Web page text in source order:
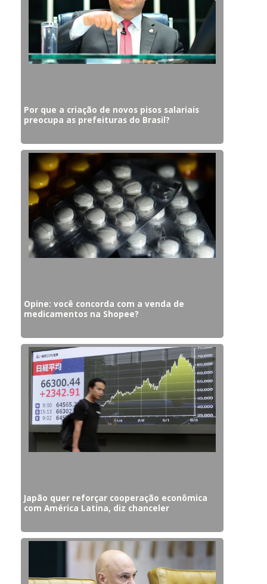
Por que a criação de novos pisos salariais
preocupa as prefeituras do Brasil?
Opine: você concorda com a venda de
medicamentos na Shopee?
Japão quer reforçar cooperação econômica
com América Latina, diz chanceler